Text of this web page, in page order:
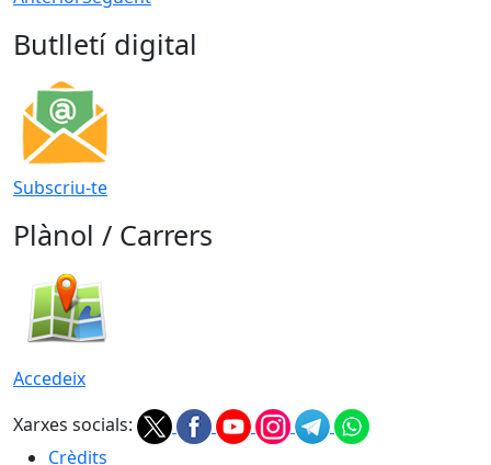
Butlletí digital
Subscriu-te
Plànol / Carrers
Accedeix
Xarxes socials:
Crèdits